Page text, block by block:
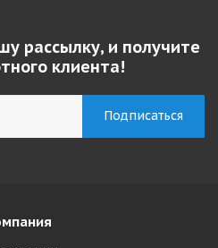
рассылку, и получите
клиента!